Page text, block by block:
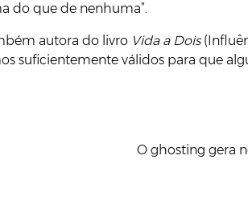
do que de nenhuma”.
autora do livro Vida a Dois
suficientemente válidos para que
O ghosting gera